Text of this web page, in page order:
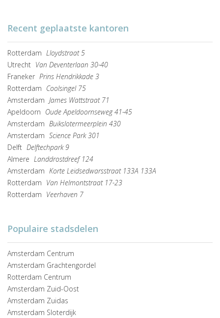
Recent geplaatste kantoren
Rotterdam Lloydstraat 5
Utrecht Van Deventerlaan 30-40
Franeker Prins Hendrikkade 3
Rotterdam Coolsingel 75
Amsterdam James Wattstraat 71
Apeldoorn Oude Apeldoornseweg 41-45
Amsterdam Buikslotermeerplein 430
Amsterdam Science Park 301
Delft Delftechpark 9
Almere Landdrostdreef 124
Amsterdam Korte Leidsedwarsstraat 133A 133A
Rotterdam Van Helmontstraat 17-23
Rotterdam Veerhaven 7
Populaire stadsdelen
Amsterdam Centrum
Amsterdam Grachtengordel
Rotterdam Centrum
Amsterdam Zuid-Oost
Amsterdam Zuidas
Amsterdam Sloterdijk